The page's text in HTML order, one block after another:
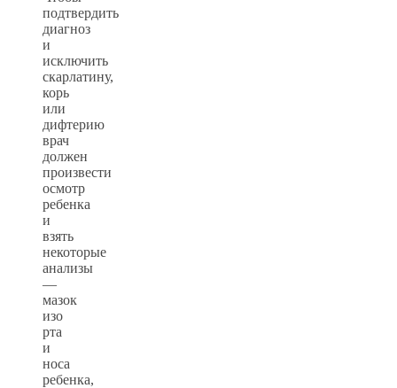
подтвердить
диагноз
и
исключить
скарлатину,
корь
или
дифтерию
врач
должен
произвести
осмотр
ребенка
и
взять
некоторые
анализы
—
мазок
изо
рта
и
носа
ребенка,